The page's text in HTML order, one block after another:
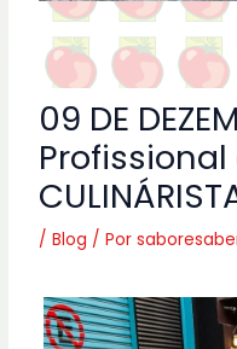
09 DE
/Blog / Por